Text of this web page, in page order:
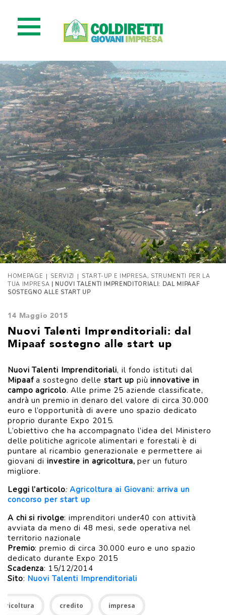
HOMEPAGE | SERVIZI | START-UP E IMPRESA, STRUMENTI PER LA
TUA IMPRESA
| NUOVI TALENTI IMPRENDITORIALI: DAL MIPAAF
SOSTEGNO ALLE START UP
14 Maggio 2015
Nuovi Talenti Imprenditoriali: dal
Mipaaf sostegno alle start up
Nuovi Talenti Imprenditoriali, il fondo istituti dal
Mipaafa sostegno delle start up piùinnovative in
campo agricolo. Alle prime 25 aziende classificate,
andrà un premio in denaro del valore di circa 30.000
euro e l’opportunità di avere uno spazio dedicato
proprio durante Expo 2015.
L’obiettivo che ha accompagnato l’idea del Ministero
delle politiche agricole alimentari e forestali è di
puntare al ricambio generazionale e permettere ai
giovani di investire in agricoltura, per un futuro
migliore.
Leggi l’articolo: Agricoltura ai Giovani: arriva un
concorso per start up
A chi si rivolge: imprenditori under40 con attività
avviata da meno di 48 mesi, sede operativa nel
territorio nazionale
Premio: premio di circa 30.000 euro e uno spazio
dedicato durante Expo 2015
Scadenza: 15/12/2014
Sito: Nuovi Talenti Imprenditoriali
credito impresa